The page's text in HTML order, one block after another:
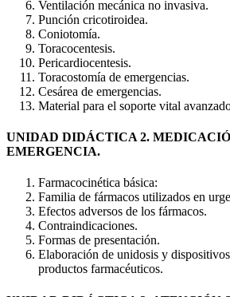
Ventilación mecánica no invasiva.
Punción cricotiroidea.
Coniotomía.
Toracocentesis.
Pericardiocentesis.
Toracostomía de emergencias.
Cesárea de emergencias.
Material para el soporte vital
UNIDAD DIDÁCTICA 2.
EMERGENCIA.
Farmacocinética básica:
Familia de fármacos utilizados en
Efectos adversos de los fármacos.
Contraindicaciones.
Formas de presentación.
Elaboración de unidosis y
productos farmacéuticos.